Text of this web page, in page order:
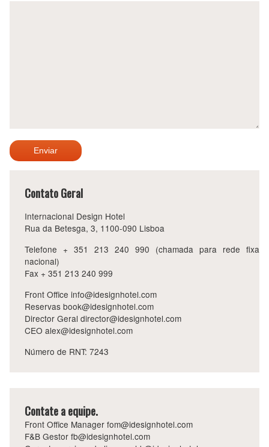
Contato Geral
Internacional Design Hotel
Rua da Betesga, 3, 1100-090 Lisboa
Telefone + 351 213 240 990 (chamada para rede fixa
nacional)
Fax + 351 213 240 999
Front Office info@idesignhotel.com
Reservas book@idesignhotel.com
Director Geral director@idesignhotel.com
CEO alex@idesignhotel.com
Número de RNT: 7243
Contate a equipe.
Front Office Manager fom@idesignhotel.com
F&B Gestor fb@idesignhotel.com